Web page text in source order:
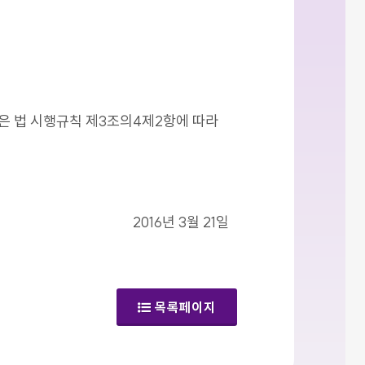
법 시행규칙 제3조의4제2항에 따라
2016년 3월 21일
목록페이지